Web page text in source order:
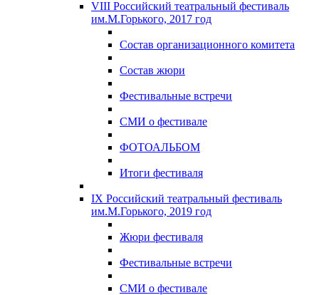
VIII Российский театральный фестиваль
им.М.Горького, 2017 год
Состав организационного комитета
Состав жюри
Фестивальные встречи
СМИ о фестивале
ФОТОАЛЬБОМ
Итоги фестиваля
IX Российский театральный фестиваль
им.М.Горького, 2019 год
Жюри фестиваля
Фестивальные встречи
СМИ о фестивале